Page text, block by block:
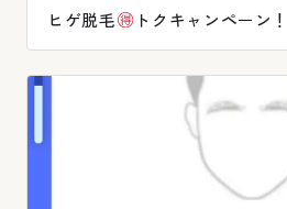
ヒゲ脱毛 トクキャンペーン！